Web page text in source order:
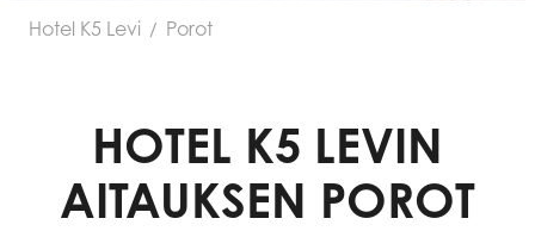
Hotel K5 Levi / Porot
HOTEL K5 LEVIN
AITAUKSEN POROT